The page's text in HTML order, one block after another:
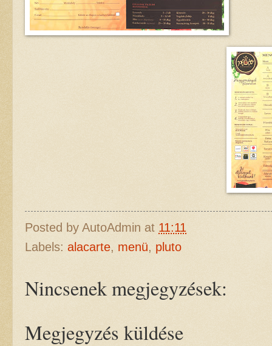
Posted by AutoAdmin at 11:11
Labels: alacarte, menü, pluto
Nincsenek megjegyzések:
Megjegyzés küldése